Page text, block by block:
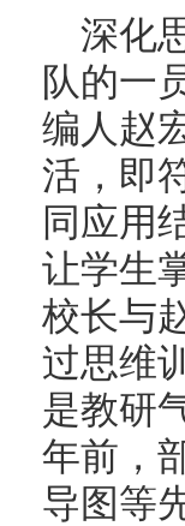
深化
队的一
编人赵
活，即
同应用
让学生
校长与
过思维
是教研
年前，
导图等